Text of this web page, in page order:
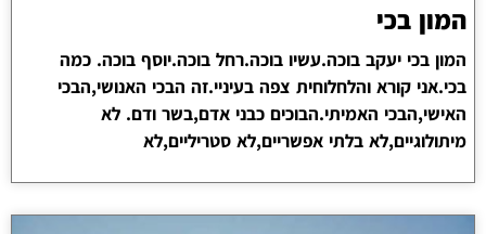
המון בכי
המון בכי יעקב בוכה.עשיו בוכה.רחל בוכה.יוסף בוכה. כמה
בכי.אני קורא והלחלוחית צפה בעיניי.זה הבכי האנושי,הבכי
האישי,הבכי האמיתי.הבוכים כבני אדם,בשר ודם. לא
מיתולוגיים,לא בלתי אפשריים,לא סטריליים,לא